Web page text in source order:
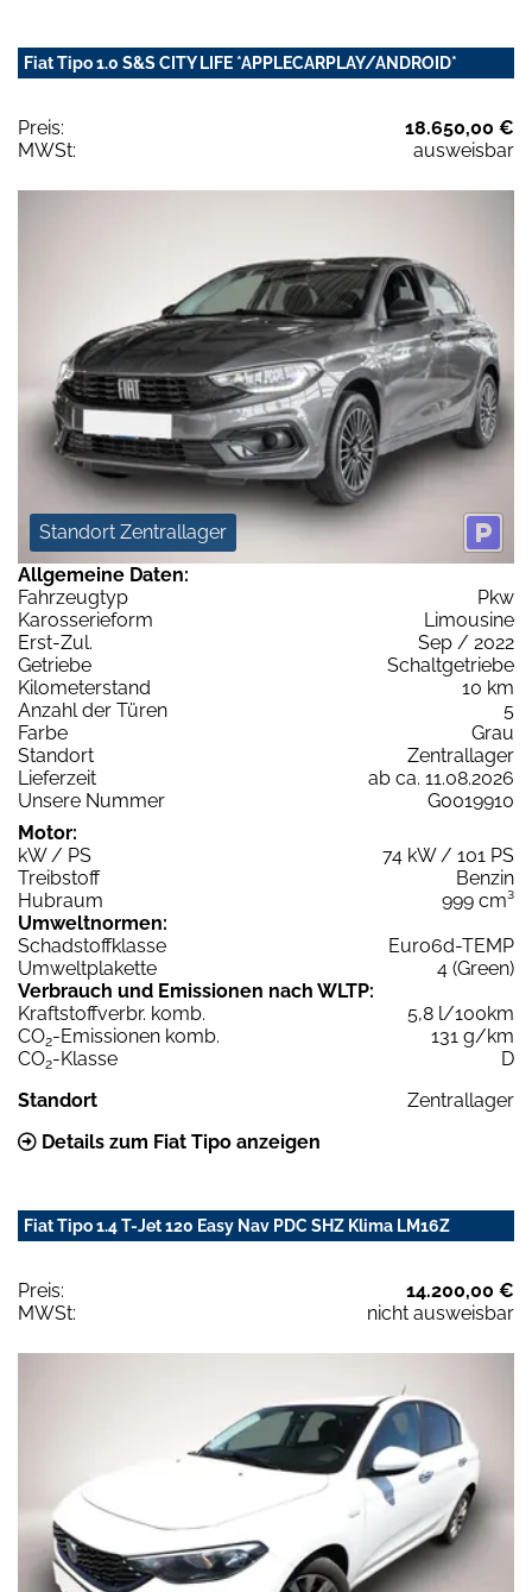
Fiat Tipo 1.0 S&S CITY LIFE *APPLECARPLAY/ANDROID*
Preis:
18.650,00 €
MWSt:
ausweisbar
Standort Zentrallager
Allgemeine Daten:
Fahrzeugtyp
Pkw
Karosserieform
Limousine
Erst-Zul.
Sep / 2022
Getriebe
Schaltgetriebe
Kilometerstand
10 km
Anzahl der Türen
5
Farbe
Grau
Standort
Zentrallager
Lieferzeit
ab ca. 11.08.2026
Unsere Nummer
G0019910
Motor:
kW / PS
74 kW / 101 PS
Treibstoff
Benzin
Hubraum
999 cm³
Umweltnormen:
Schadstoffklasse
Euro6d-TEMP
Umweltplakette
4 (Green)
Verbrauch und Emissionen nach WLTP:
Kraftstoffverbr. komb.
5,8 l/100km
CO2-Emissionen komb.
131 g/km
CO2-Klasse
D
Standort
Zentrallager
Details zum Fiat Tipo anzeigen
Fiat Tipo 1.4 T-Jet 120 Easy Nav PDC SHZ Klima LM16Z
Preis:
14.200,00 €
MWSt:
nicht ausweisbar